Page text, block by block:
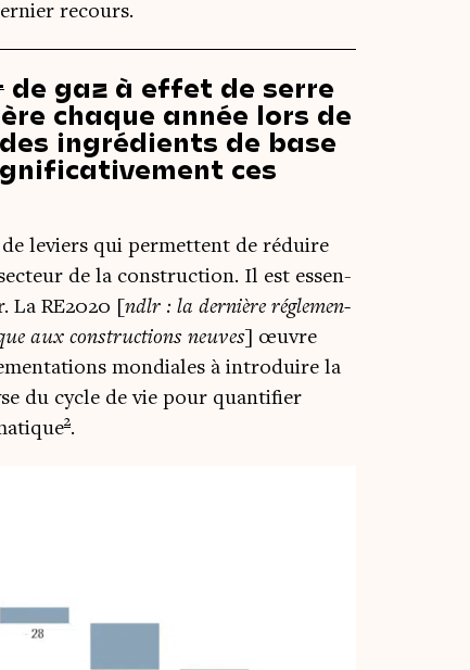
recours.
de gaz à effet de serre
chaque année lors de
ingrédients de base
ces
leviers qui per­mettent de réduire
de la construc­tion. Il est essen­
La RE2020 [ndlr : la der­nière régle­men­
aux construc­tions neuves] œuvre
mon­diales à intro­duire la
du cycle de vie pour quan­ti­fier
2.